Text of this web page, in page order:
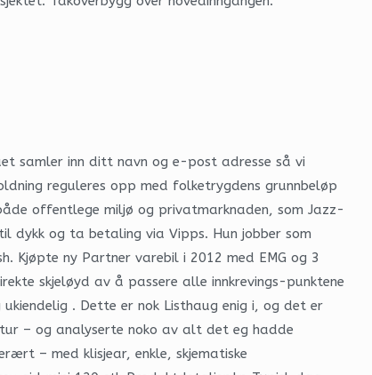
samler inn ditt navn og e-post adresse så vi
reguleres opp med folketrygdens grunnbeløp
offentlege miljø og privatmarknaden, som Jazz-
dykk og ta betaling via Vipps. Hun jobber som
Kjøpte ny Partner varebil i 2012 med EMG og 3
skjeløyd av å passere alle innkrevings-punktene
. Dette er nok Listhaug enig i, og det er
– og analyserte noko av alt det eg hadde
– med klisjear, enkle, skjematiske